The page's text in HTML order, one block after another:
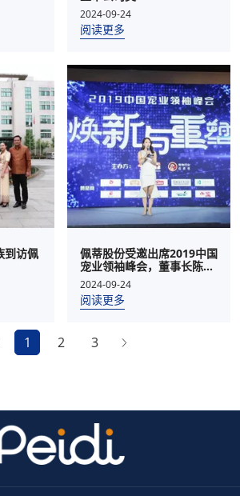
2024-09-24
阅读更多
到访佩
佩蒂股份受邀出席2019中国
宠业领袖峰会，董事长陈振
标做峰会重要演讲
2024-09-24
阅读更多
1 2 3